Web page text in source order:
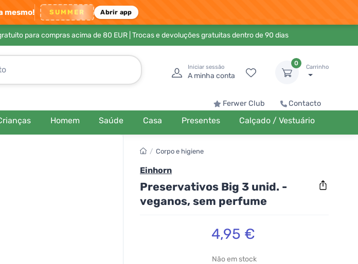
mesmo! SUMMER Abrir app
para compras acima de 80 EUR| Trocas e devoluções gratuitas dentro de 90 dias
Iniciar sessão
A minha conta
0
Carrinho
Ferwer Club Contacto
Homem Saúde Casa Presentes Calçado / Vestuário
/ Corpo e higiene
Einhorn
Preservativos Big 3 unid. -
veganos, sem perfume
4,95 €
Não em stock